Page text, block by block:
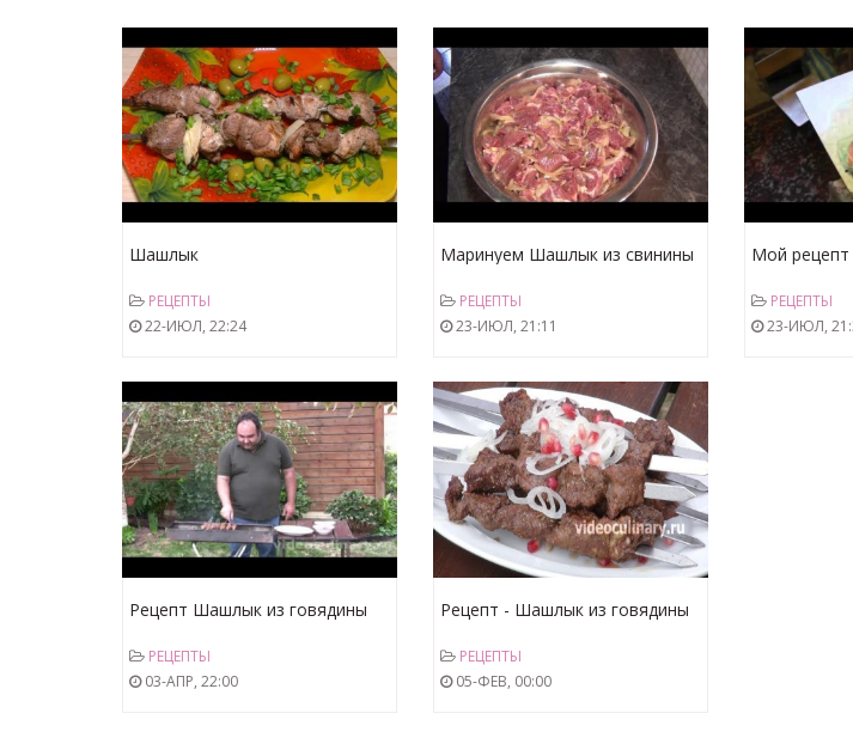
Шашлык
РЕЦЕПТЫ
22-ИЮЛ, 22:24
Маринуем Шашлык из свинины
РЕЦЕПТЫ
23-ИЮЛ, 21:11
Мой
РЕЦЕПТЫ
23-ИЮЛ,
Рецепт Шашлык из говядины
РЕЦЕПТЫ
03-АПР, 22:00
Рецепт - Шашлык из говядины
РЕЦЕПТЫ
05-ФЕВ, 00:00